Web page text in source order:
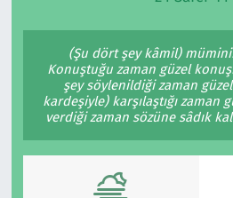
(Şu dört şey kâmil)
Konuştuğu zaman güzel
şey söylenildiği zaman
kardeşiyle) karşılaştığı zaman
verdiği zaman sözüne sâdık
Ekonomi
Siyaset
Foto Galeri
Gündem
Kapaklı
Kırklareli